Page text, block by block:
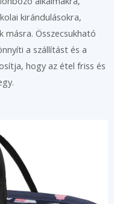
kirándulásokra,
másra. Összecsukható
a szállítást és a
hogy az étel friss és